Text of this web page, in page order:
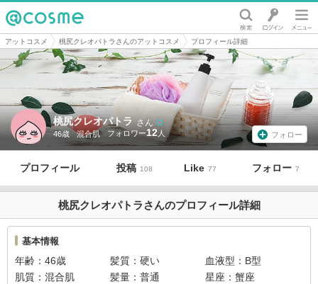
@cosme
アットコスメ 桃尻クレオパトラさんのアットコスメ プロフィール詳細
桃尻クレオパトラ さん
46歳 混合肌 12 フォロー
プロフィール 投稿 108 Like 77 フォロー 7
桃尻クレオパトラさんのプロフィール詳細
基本情報
年齢 46歳 髪質 硬い 血液型
B型
肌質
混合肌 髪量 普通 星座 蟹座